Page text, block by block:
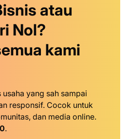
atau
Nol?
kami
yang sah sampai
responsif. Cocok untuk
dan media online.
.